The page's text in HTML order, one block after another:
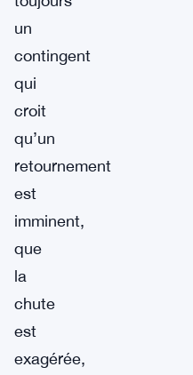
un
contingent
qui
croit
qu’un
retournement
est
imminent,
que
la
chute
est
exagérée,